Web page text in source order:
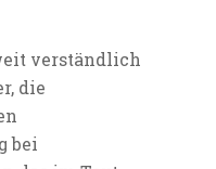
verständlich
die
bei